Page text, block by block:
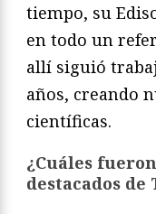
tiempo, su
en todo un
allí siguió
años, creando
científicas.
¿Cuáles
destacados de